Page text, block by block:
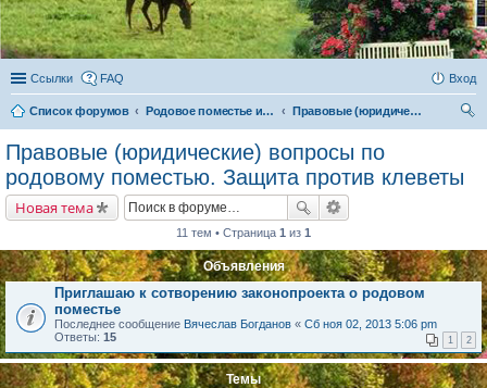
Ссылки FAQ Вход
Список форумов Родовое поместье и родовое поселение
Правовые (юридические) вопросы по родовому поместью. Защита против клеветы
Правовые (юридические) вопросы по
родовому поместью. Защита против клеветы
Новая тема
11 тем • Страница 1 из 1
Объявления
Приглашаю к сотворению законопроекта о родовом
поместье
Последнее сообщение Вячеслав Богданов « Сб ноя 02, 2013 5:06 pm
Ответы: 15 1 2
Темы